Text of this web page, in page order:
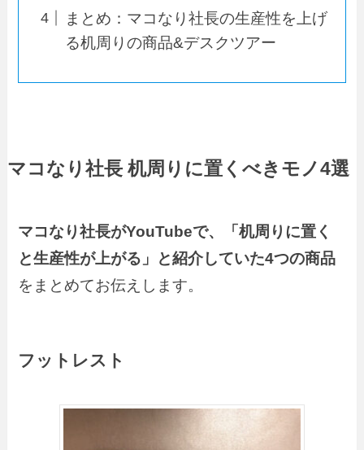
まとめ：マコなり社長の生産性を上げ
る机周りの商品&デスクツアー
マコなり社長 机周りに置くべきモノ4選
マコなり社長がYouTubeで、「机周りに置く
と生産性が上がる」と紹介していた4つの商品
をまとめてお伝えします。
フットレスト